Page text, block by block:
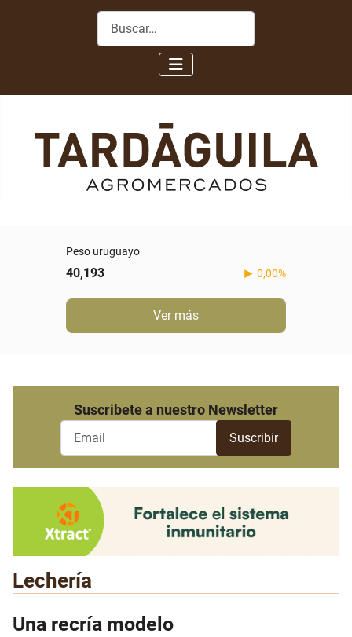
Buscar
Peso uruguayo
40,193 0,00%
Ver más
Suscribete a nuestro Newsletter
Lechería
Una recría modelo